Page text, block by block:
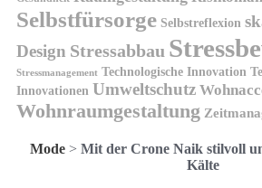
Selbstfürsorge Selbstreflexion
Design Stressabbau
Stressmanagement Technologische Innovation
Innovationen Umweltschutz
Wohnraumgestaltung
Mode > Mit der Crone Naik stilvoll
Kälte